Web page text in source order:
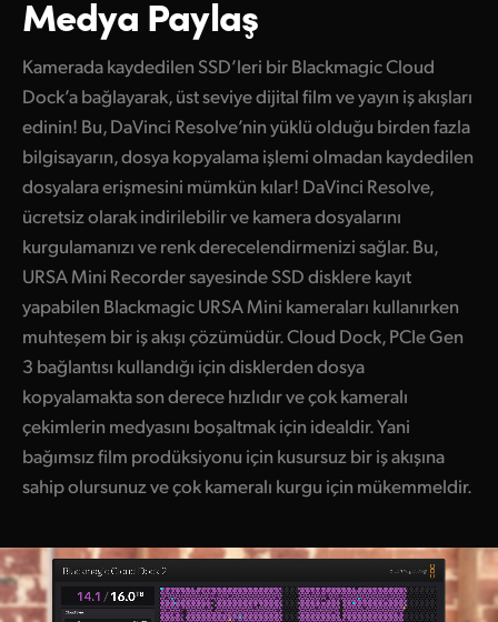
Medya Paylaş
Kamerada kaydedilen SSD’leri bir Blackmagic Cloud
Dock’a bağlayarak, üst seviye dijital film ve yayın iş akışları
edinin! Bu, DaVinci Resolve’nin yüklü olduğu birden fazla
bilgisayarın, dosya kopyalama işlemi olmadan kaydedilen
dosyalara erişmesini mümkün kılar! DaVinci Resolve,
ücretsiz olarak indirilebilir ve kamera dosyalarını
kurgulamanızı ve renk derecelendirmenizi sağlar. Bu,
URSA Mini Recorder sayesinde SSD disklere kayıt
yapabilen Blackmagic URSA Mini kameraları kullanırken
muhteşem bir iş akışı çözümüdür. Cloud Dock, PCIe Gen
3 bağlantısı kullandığı için disklerden dosya
kopyalamakta son derece hızlıdır ve çok kameralı
çekimlerin medyasını boşaltmak için idealdir. Yani
bağımsız film prodüksiyonu için kusursuz bir iş akışına
sahip olursunuz ve çok kameralı kurgu için mükemmeldir.